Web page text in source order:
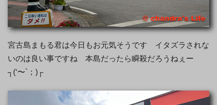
宮古島まもる君は今日もお元気そうです イタズラされな
いのは良い事ですね 本島だったら瞬殺だろうねぇー
┐(‘〜`；)┌